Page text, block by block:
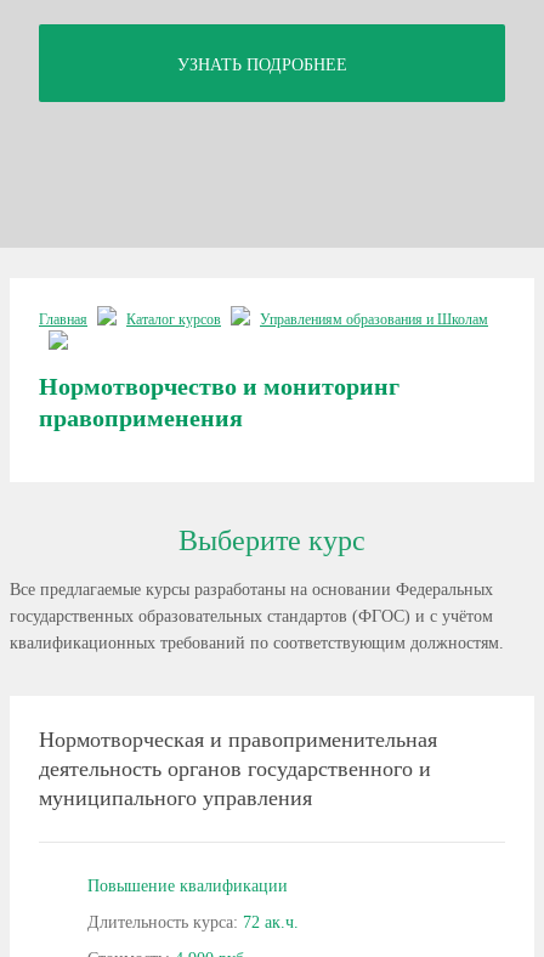
УЗНАТЬ ПОДРОБНЕЕ
Главная Каталог курсов Управлениям образования и Школам
Нормотворчество и мониторинг
правоприменения
Выберите курс
Все предлагаемые курсы разработаны на основании Федеральных
государственных образовательных стандартов (ФГОС) и с учётом
квалификационных требований по соответствующим должностям.
Нормотворческая и правоприменительная
деятельность органов государственного и
муниципального управления
Повышение квалификации
Длительность курса: 72 ак.ч.